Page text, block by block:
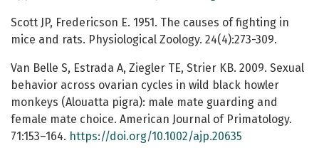
Scott JP, Fredericson E. 1951. The causes of fighting in
mice and rats. Physiological Zoology. 24(4):273-309.
Van Belle S, Estrada A, Ziegler TE, Strier KB. 2009. Sexual
behavior across ovarian cycles in wild black howler
monkeys (Alouatta pigra): male mate guarding and
female mate choice. American Journal of Primatology.
71:153–164. https://doi.org/10.1002/ajp.20635